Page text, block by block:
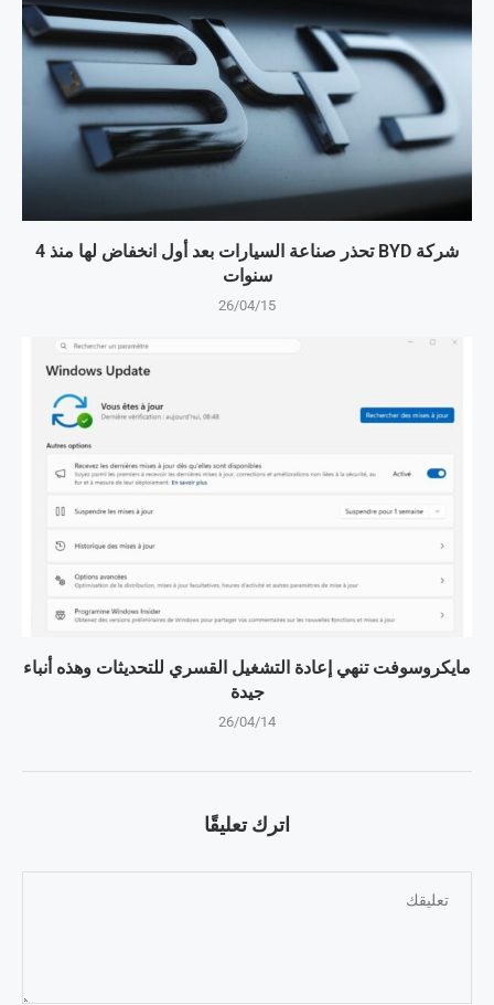
شركة BYD تحذر صناعة السيارات بعد أول انخفاض لها منذ 4
سنوات
26/04/15
مايكروسوفت تنهي إعادة التشغيل القسري للتحديثات وهذه أنباء
جيدة
26/04/14
اترك تعليقًا